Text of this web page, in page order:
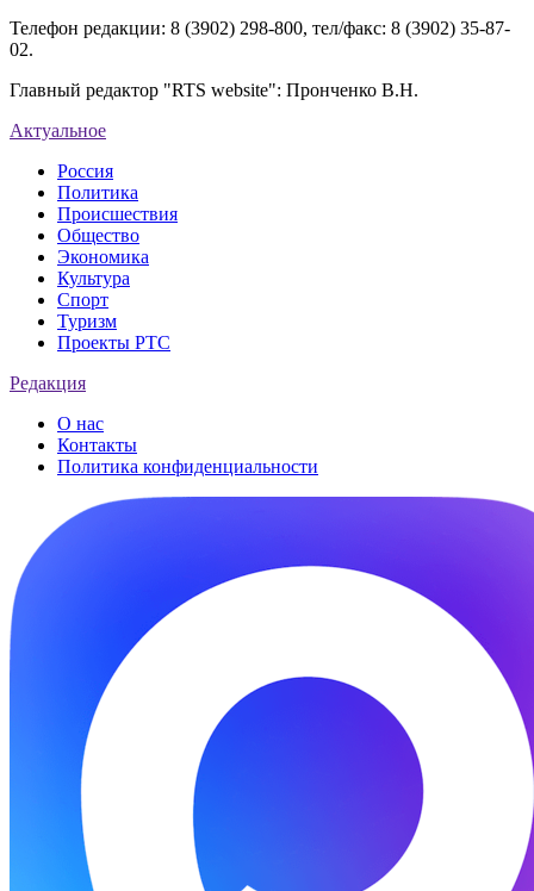
Телефон редакции: 8 (3902) 298-800, тел/факс: 8 (3902) 35-87-
02.
Главный редактор "RTS website": Пронченко В.Н.
Актуальное
Россия
Политика
Происшествия
Общество
Экономика
Культура
Спорт
Туризм
Проекты РТС
Редакция
О нас
Контакты
Политика конфиденциальности